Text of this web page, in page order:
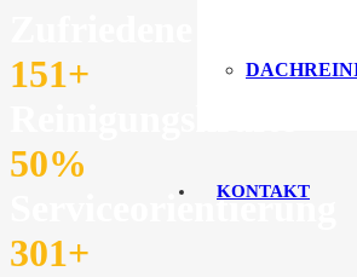
KONTAKT
151+
50%
Serviceorientierung
301+